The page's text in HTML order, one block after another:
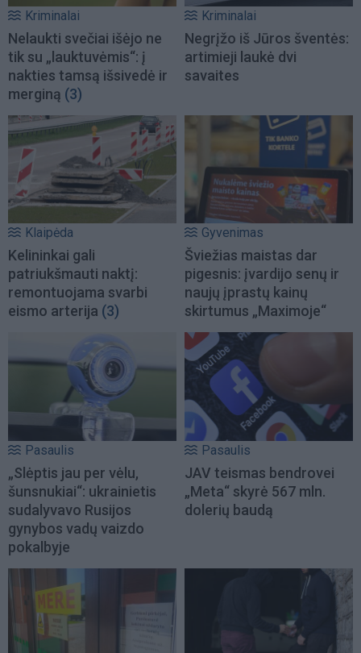
Kriminalai
Nelaukti svečiai išėjo ne
tik su „lauktuvėmis“: į
nakties tamsą išsivedė ir
merginą (3)
Kriminalai
Negrįžo iš Jūros šventės:
artimieji laukė dvi
savaites
Klaipėda
Kelininkai gali
patriukšmauti naktį:
remontuojama svarbi
eismo arterija (3)
Gyvenimas
Šviežias maistas dar
pigesnis: įvardijo senų ir
naujų įprastų kainų
skirtumus „Maximoje“
Pasaulis
„Slėptis jau per vėlu,
šunsnukiai“: ukrainietis
sudalyvavo Rusijos
gynybos vadų vaizdo
pokalbyje
Pasaulis
JAV teismas bendrovei
„Meta“ skyrė 567 mln.
dolerių baudą